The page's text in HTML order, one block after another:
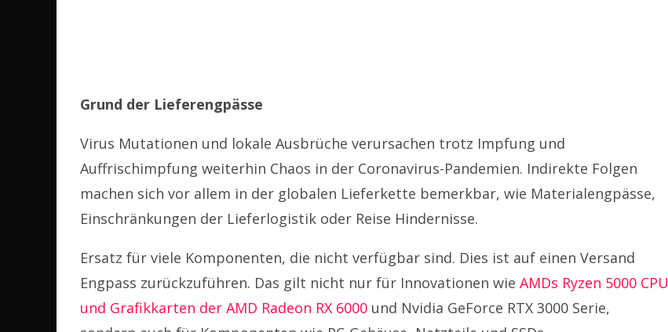
Grund der Lieferengpässe
Virus Mutationen und lokale Ausbrüche verursachen trotz Impfung und
Auffrischimpfung weiterhin Chaos in der Coronavirus-Pandemien. Indirekte Folgen
machen sich vor allem in der globalen Lieferkette bemerkbar, wie Materialengpässe,
Einschränkungen der Lieferlogistik oder Reise Hindernisse.
Ersatz für viele Komponenten, die nicht verfügbar sind. Dies ist auf einen Versand
Engpass zurückzuführen. Das gilt nicht nur für Innovationen wie AMDs Ryzen 5000 CPU
und Grafikkarten der AMD Radeon RX 6000 und Nvidia GeForce RTX 3000 Serie,